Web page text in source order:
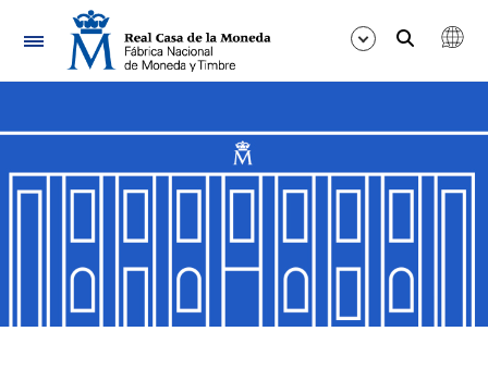
Navegació
Mostra/Amaga
Mostra/Amaga
Mostra/Amaga